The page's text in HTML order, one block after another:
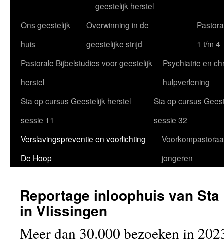
geestelijk herstel
Ons geestelijk
huis
Overwinning in de
geestelijke strijd
1 t/m 4
Pastorale Bijbelstudies voor geestelijk
herstel
Psychiatrie en
hulpverlening
Sta op cursus Geestelijk herstel
sessie 11
Sta op cursus
sessie 32
Verslavingspreventie en voorlichting
De Hoop
jongeren
Reportage inloophuis van Sta
in Vlissingen
Meer dan 30.000 bezoeken in